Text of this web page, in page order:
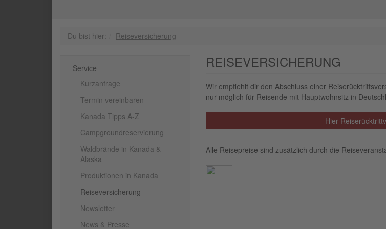
Du bist hier: Reiseversicherung
Service
Kurzanfrage
Termin vereinbaren
Kanada Tipps A-Z
Campgroundreservierung
Waldbrände in Kanada &
Alaska
Produktionen in Kanada
Reiseversicherung
Newsletter
News & Presse
REISEVERSICHERUNG
Wir empfiehlt dir den Abschluss einer
nur möglich für Reisende mit Hauptwohnsitz in
Hier
Alle Reisepreise sind zusätzlich durch die